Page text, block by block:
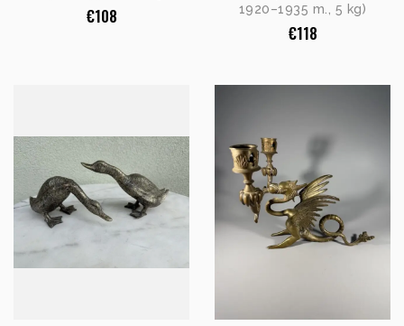
€108
1920–1935 m., 5 kg)
€118